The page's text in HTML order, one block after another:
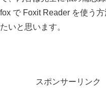
で Foxit Reader を使う
いと思います。
スポンサーリンク